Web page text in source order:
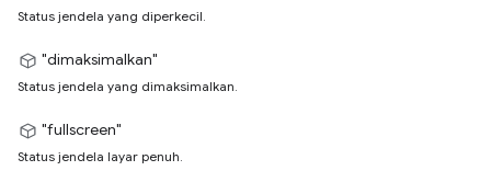
Status jendela yang diperkecil.
"dimaksimalkan"
Status jendela yang dimaksimalkan.
"fullscreen"
Status jendela layar penuh.